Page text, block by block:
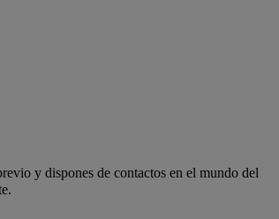
y dispones de contactos en el mundo del